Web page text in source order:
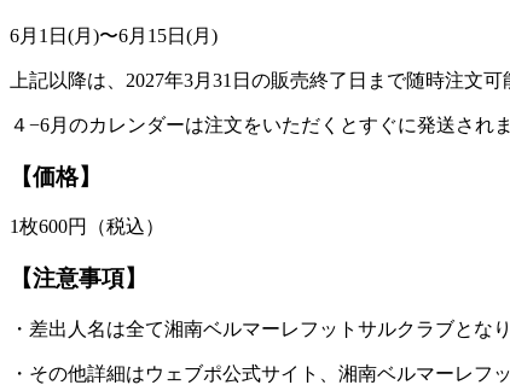
6月1日(月)〜6月15日(月)
上記以降は、2027年3月31日の販売終了日まで随時注文可
４−6月のカレンダーは注文をいただくとすぐに発送されま
【価格】
1枚600円（税込）
【注意事項】
・差出人名は全て湘南ベルマーレフットサルクラブとな
・その他詳細はウェブポ公式サイト、湘南ベルマーレフ